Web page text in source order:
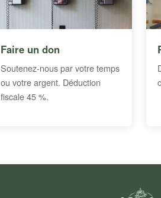
Faire un don
Soutenez-nous par votre temps
ou votre argent. Déduction
fiscale 45 %.